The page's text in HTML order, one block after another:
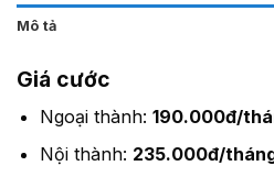
Mô tả
Giá cước
Ngoại thành: 190.000đ/
Nội thành: 235.000đ/